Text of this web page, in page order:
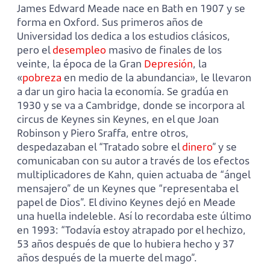
James Edward Meade nace en Bath en 1907 y se
forma en Oxford. Sus primeros años de
Universidad los dedica a los estudios clásicos,
pero eldesempleo masivo de finales de los
veinte, la época de la Gran Depresión, la
«pobreza en medio de la abundancia», le lle­varon
a dar un giro hacia la economía. Se gradúa en
1930 y se va a Cambridge, donde se incorpora al
circus de Keynes sin Keynes, en el que Joan
Robinson y Piero Sraffa, entre otros,
despedazaban el “Tratado sobre eldinero” y se
comunicaban con su autor a través de los efectos
multiplicadores de Kahn, quien actuaba de “ángel
mensajero” de un Keynes que “representaba el
papel de Dios”. El divino Keynes dejó en Meade
una huella indeleble. Así lo recordaba este último
en 1993: “Todavía estoy atrapado por el hechizo,
53 años después de que lo hubiera hecho y 37
años des­pués de la muerte del mago”.